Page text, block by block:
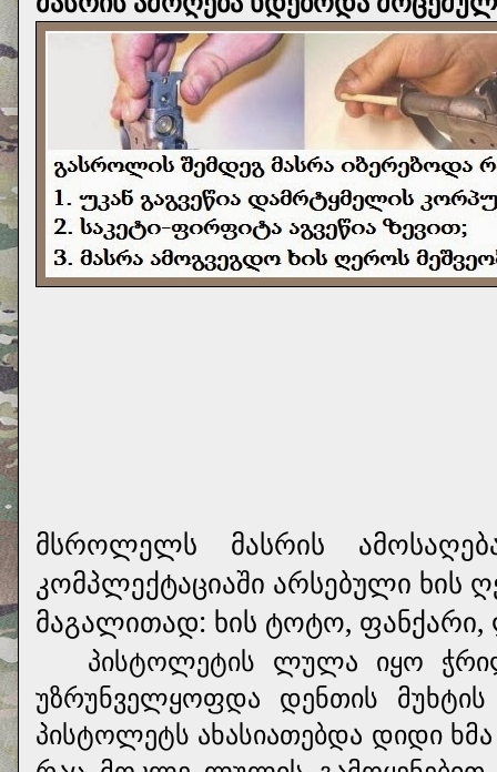
მსროლელს მასრის
კომპლექტაციაში არსებული ხის
მაგალითად: ხის ტოტო, ფანქარი,
პისტოლეტის ლულა იყო
უზრუნველყოფდა დენთის
პისტოლეტს ახასიათებდა დიდი